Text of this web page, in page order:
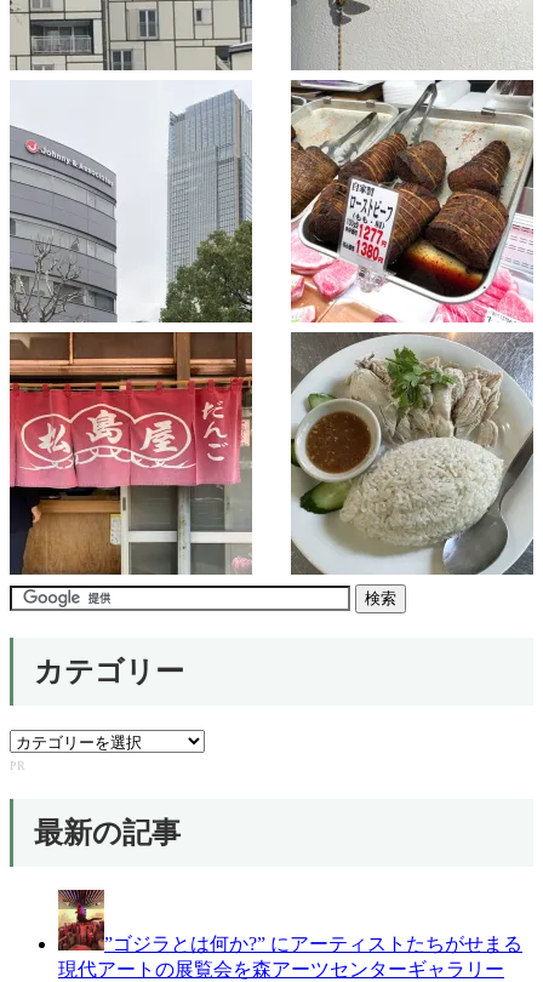
カテゴリー
カ
テ
PR
最新の記事
”ゴジラとは何か?” にアーティストたちがせまる
現代アートの展覧会を森アーツセンターギャラリー